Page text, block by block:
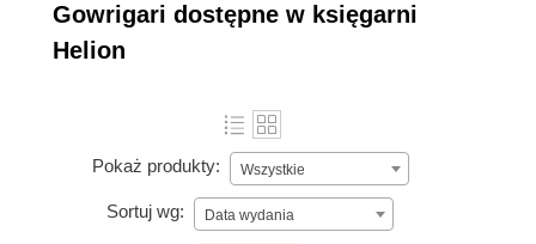
Gowrigari dostępne w księgarni
Helion
Pokaż produkty: Wszystkie
Sortuj wg: Data wydania